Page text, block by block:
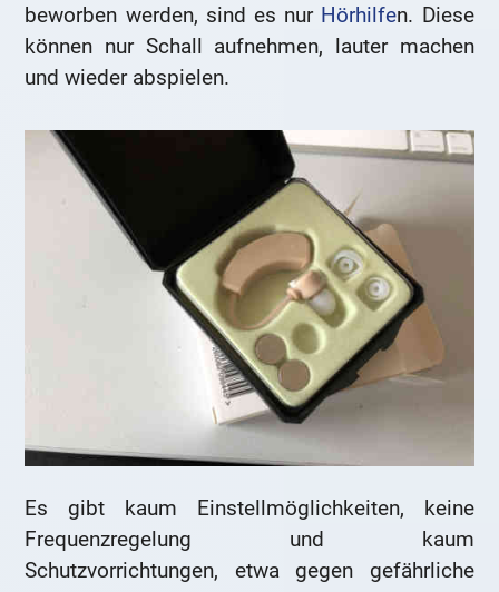
beworben werden, sind es nur Hörhilfen. Diese
können nur Schall aufnehmen, lauter machen
und wieder abspielen.
Es gibt kaum Einstellmöglichkeiten, keine
Frequenzregelung und kaum
Schutzvorrichtungen, etwa gegen gefährliche